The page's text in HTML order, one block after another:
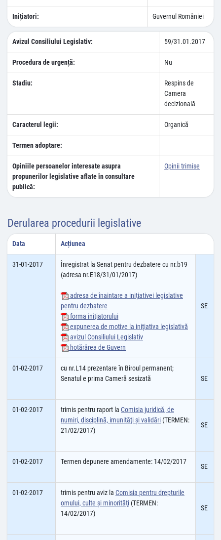
Inițiatori: Guvernul României
Avizul Consiliului Legislativ: 59/31.01.2017
Procedura de urgență: Nu
Stadiu:
Respins de
Camera
decizională
Caracterul legii: Organică
Termen adoptare:
Opiniile persoanelor interesate asupra
propunerilor legislative aflate în consultare
publică:
Opinii trimise
Derularea procedurii legislative
Data Acțiunea
31-01-2017
Înregistrat la Senat pentru dezbatere cu nr.b19
(adresa nr.E18/31/01/2017)
adresa de înaintare a iniţiativei legislative
pentru dezbatere
forma iniţiatorului
expunerea de motive la iniţiativa legislativă
avizul Consiliului Legislativ
hotărârea de Guvern
SE
01-02-2017
cu nr.L14 prezentare în Biroul permanent;
Senatul e prima Cameră sesizată
SE
01-02-2017 trimis pentru raport la Comisia juridică, de
numiri, disciplină, imunităţi şi validări (TERMEN:
21/02/2017)
SE
01-02-2017 Termen depunere amendamente: 14/02/2017
SE
01-02-2017 trimis pentru aviz la Comisia pentru drepturile
omului, culte şi minorităţi (TERMEN:
14/02/2017)
SE